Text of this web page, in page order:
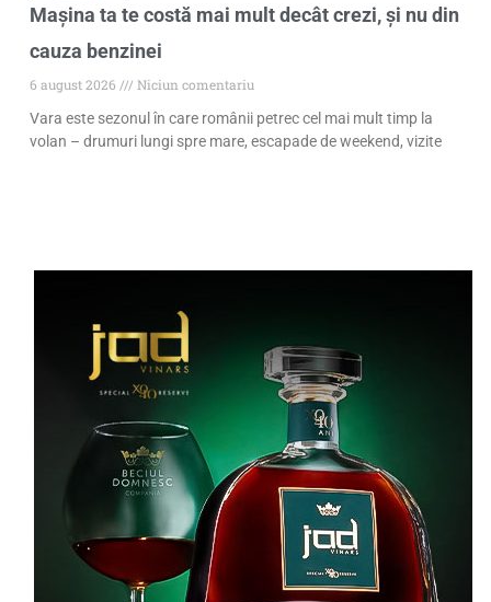
Mașina ta te costă mai mult decât crezi, și nu din
cauza benzinei
6 august 2026
Niciun comentariu
Vara este sezonul în care românii petrec cel mai mult timp la
volan – drumuri lungi spre mare, escapade de weekend, vizite